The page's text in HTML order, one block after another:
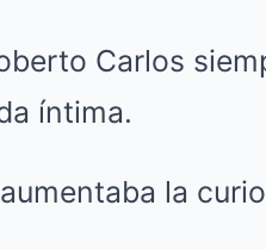
Carlos
íntima.
la